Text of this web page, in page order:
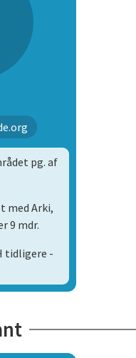
pg. af
med Arki,
9 mdr.
tidligere -